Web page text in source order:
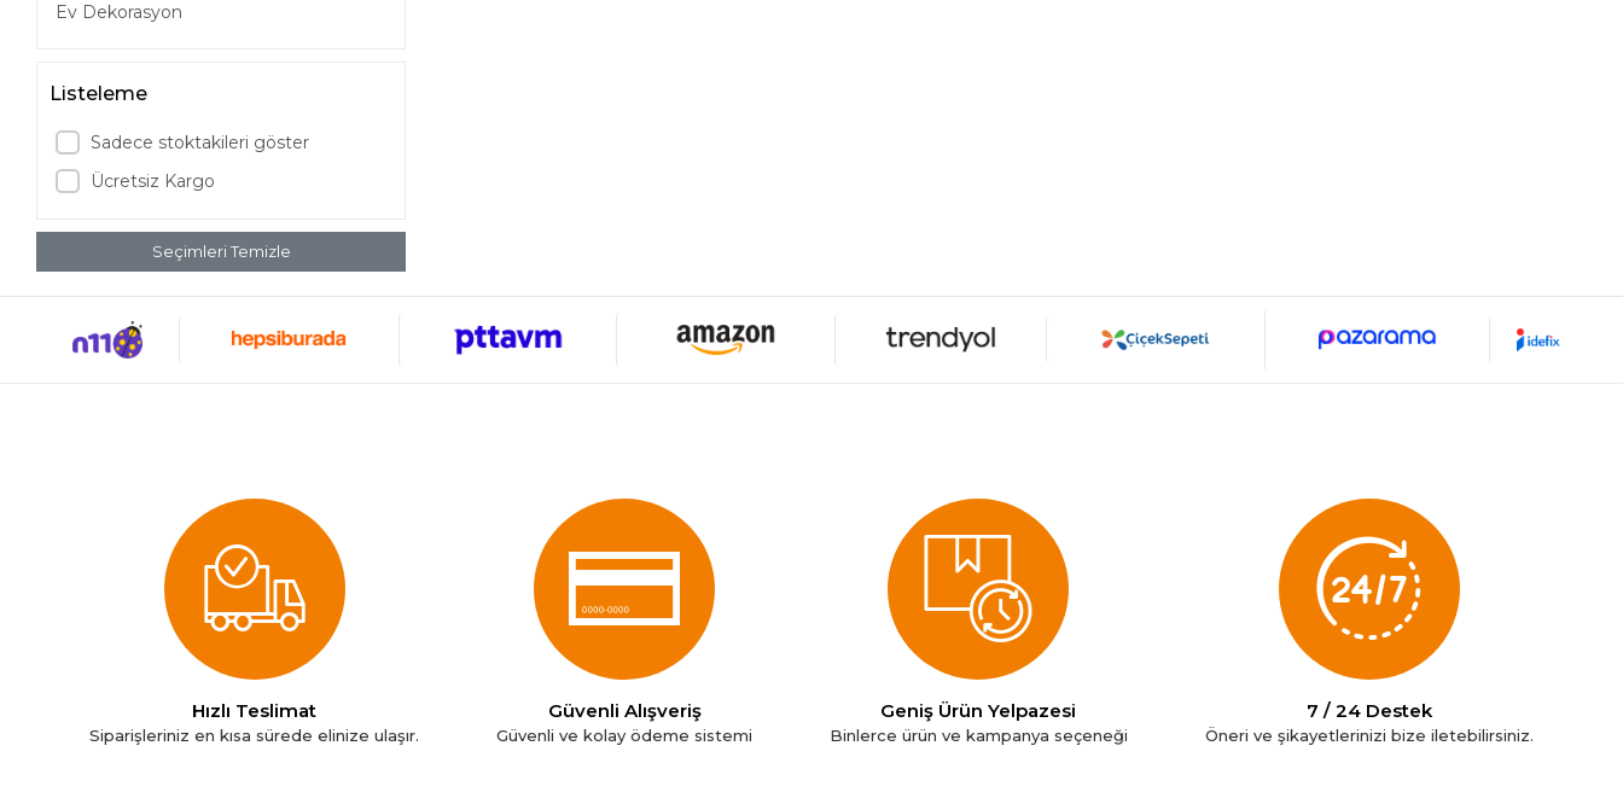
Ev Dekorasyon
Listeleme
Sadece stoktakileri göster
Ücretsiz Kargo
Seçimleri Temizle
Hızlı Teslimat
Siparişleriniz en kısa sürede elinize ulaşır.
Güvenli Alışveriş
Güvenli ve kolay ödeme sistemi
Geniş Ürün Yelpazesi
Binlerce ürün ve kampanya seçeneği
7 / 24 Destek
Öneri ve şikayetlerinizi bize iletebilirsiniz.